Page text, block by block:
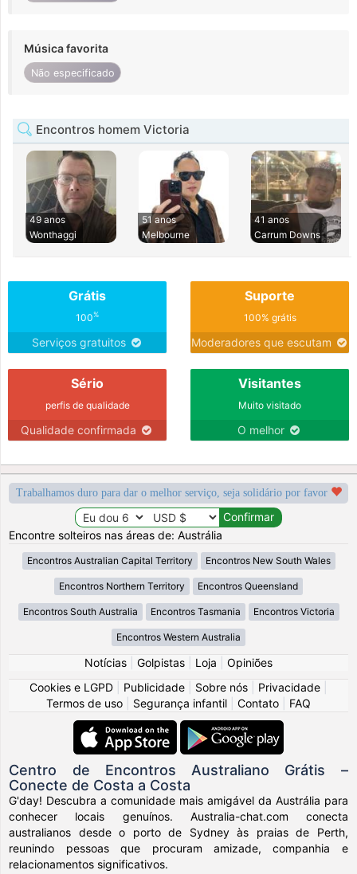
Música favorita
Não especificado
Encontros homem Victoria
49 anos
Wonthaggi
51 anos
Melbourne
41 anos
Carrum Downs
Grátis
100%
Serviços gratuitos
Suporte
100% grátis
Moderadores que escutam
Sério
perfis de qualidade
Qualidade confirmada
Visitantes
Muito visitado
O melhor
Trabalhamos duro para dar o melhor serviço, seja solidário por favor
Encontre solteiros nas áreas de: Austrália
Encontros Australian Capital Territory Encontros New South Wales
Encontros Northern Territory Encontros Queensland
Encontros South Australia Encontros Tasmania Encontros Victoria
Encontros Western Australia
Notícias Golpistas Loja
Opiniões
Cookies e LGPD
Publicidade Sobre nós Privacidade
Termos de uso
Segurança infantil Contato FAQ
Centro de Encontros Australiano Grátis –
Conecte de Costa a Costa
G'day! Descubra a comunidade mais amigável da Austrália para
conhecer locais genuínos. Australia-chat.com conecta
australianos desde o porto de Sydney às praias de Perth,
reunindo pessoas que procuram amizade, companhia e
relacionamentos significativos.